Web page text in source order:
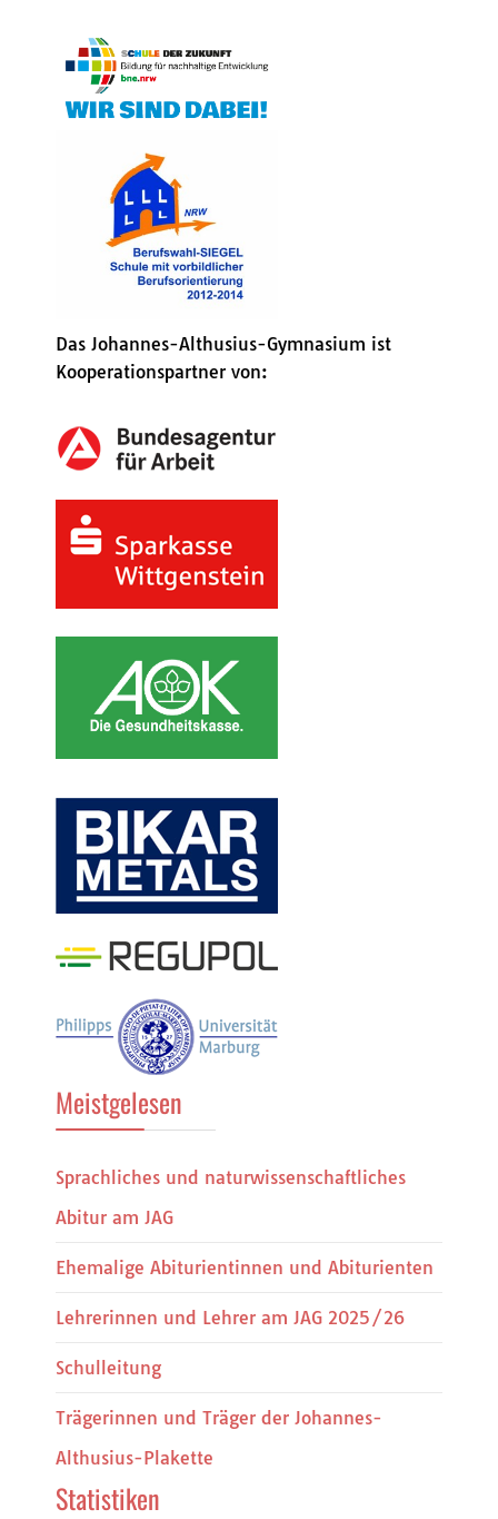
Das Johannes-Althusius-Gymnasium ist
Kooperationspartner von:
Meistgelesen
Sprachliches und naturwissenschaftliches
Abitur am JAG
Ehemalige Abiturientinnen und Abiturienten
Lehrerinnen und Lehrer am JAG 2025/26
Schulleitung
Trägerinnen und Träger der Johannes-
Althusius-Plakette
Statistiken